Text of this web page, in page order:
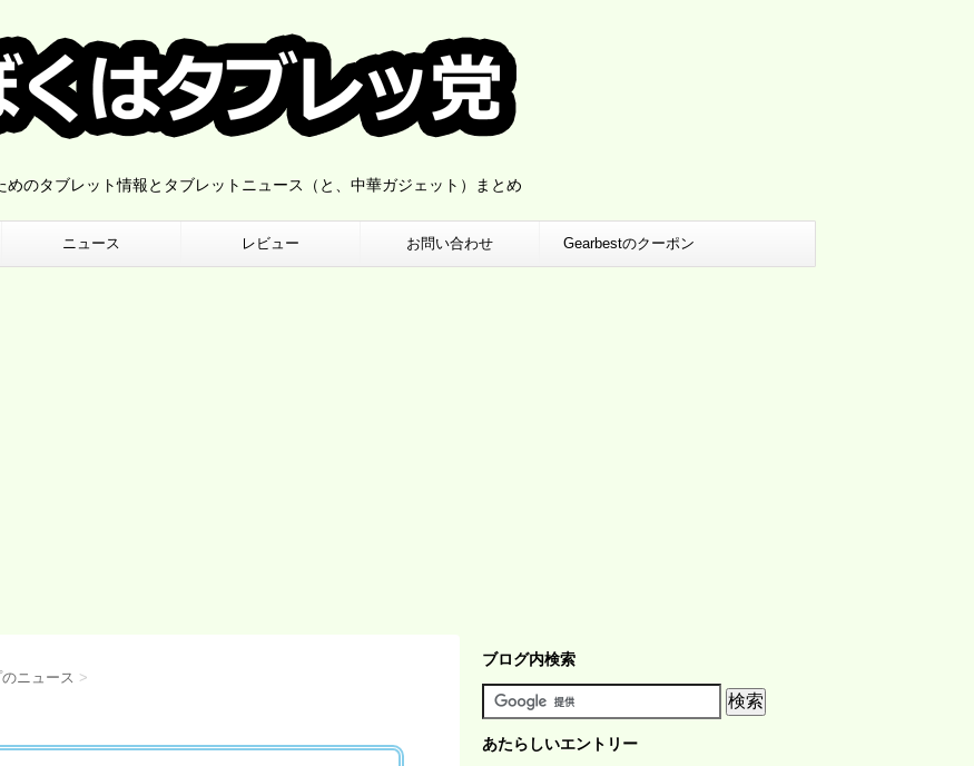
めのタブレット情報とタブレットニュース（と、中華ガジェット）まとめ
ニュース レビュー お問い合わせ Gearbestのクーポン
ニュース >
ブログ内検索
あたらしいエントリー